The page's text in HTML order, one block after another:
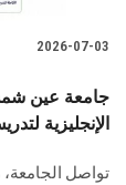
2026-07-03
جامعة عين
الإنجليزية